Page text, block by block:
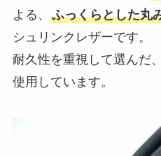
よる、 ふっくらとした丸
シュリンクレザーです。
耐久性を重視して選んだ
使用しています。